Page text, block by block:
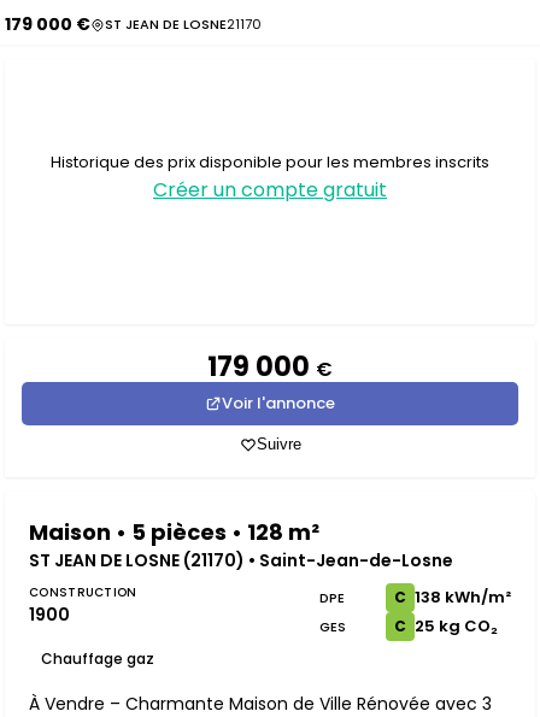
179 000 € ST JEAN DE LOSNE21170
Historique des prix disponible pour les membres inscrits
Créer un compte gratuit
179 000 €
Voir l'annonce
Suivre
Maison • 5 pièces • 128 m²
ST JEAN DE LOSNE (21170) • Saint-Jean-de-Losne
CONSTRUCTION
1900
Chauffage gaz
DPE C 138 kWh/m²
GES C 25 kg CO₂
À Vendre – Charmante Maison de Ville Rénovée avec 3